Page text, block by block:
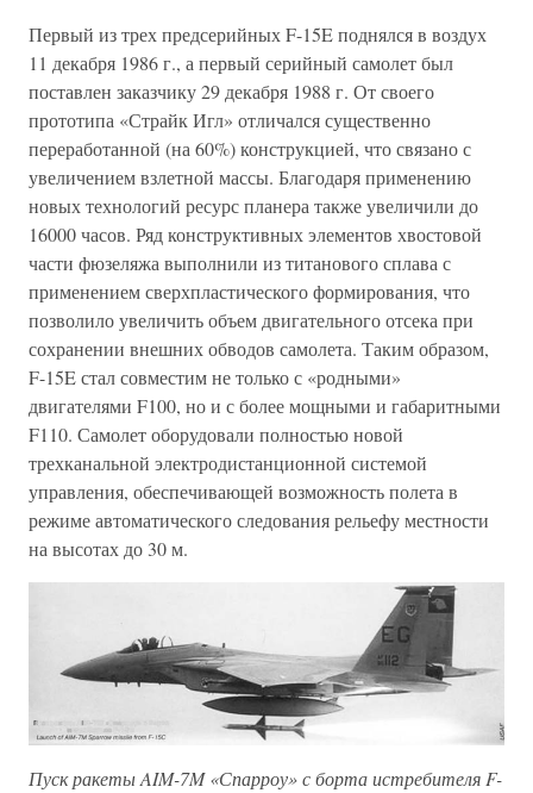
Первый из трех предсерийных F-15E поднялся в воздух
11 декабря 1986 г., а первый серийный самолет был
поставлен заказчику 29 декабря 1988 г. От своего
прототипа «Страйк Игл» отличался существенно
переработанной (на 60%) конструкцией, что связано с
увеличением взлетной массы. Благодаря применению
новых технологий ресурс планера также увеличили до
16000 часов. Ряд конструктивных элементов хвостовой
части фюзеляжа выполнили из титанового сплава с
применением сверхпластического формирования, что
позволило увеличить объем двигательного отсека при
сохранении внешних обводов самолета. Таким образом,
F-15E стал совместим не только с «родными»
двигателями F100, но и с более мощными и габаритными
F110. Самолет оборудовали полностью новой
трехканальной электродистанционной системой
управления, обеспечивающей возможность полета в
режиме автоматического следования рельефу местности
на высотах до 30 м.
Пуск ракеты AIM-7M «Спарроу» с борта истребителя F-